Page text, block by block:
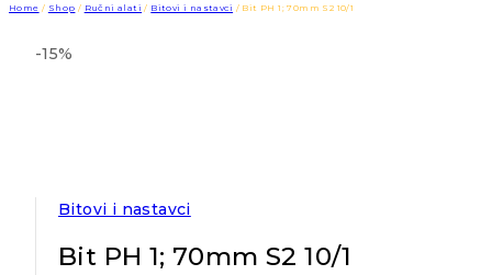
Home / Shop / Ručni alati / Bitovi i nastavci / Bit PH 1; 70mm S2 10/1
-15%
Bitovi i nastavci
Bit PH 1; 70mm S2 10/1